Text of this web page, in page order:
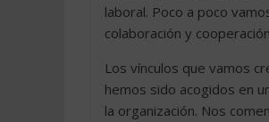
laboral. Poco a poco
colaboración y
Los vínculos que vamos
hemos sido acogidos en
la organización. Nos